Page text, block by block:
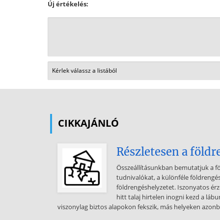
Új értékelés:
CIKKAJÁNLÓ
Részletesen a
Összeállításunkban bemutatjuk a
tudnivalókat, a különféle
földrengéshelyzetet. Iszonyatos
hitt talaj hirtelen inogni kezd a
viszonylag biztos alapokon fekszik, más helyeken